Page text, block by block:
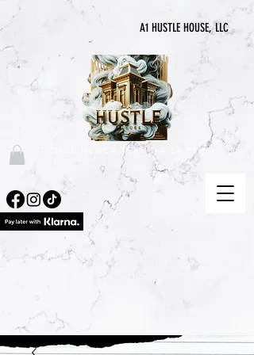
A1 HUSTLE HOUSE, LLC
"DONDE NUNCA TERMINA LA PRISA"